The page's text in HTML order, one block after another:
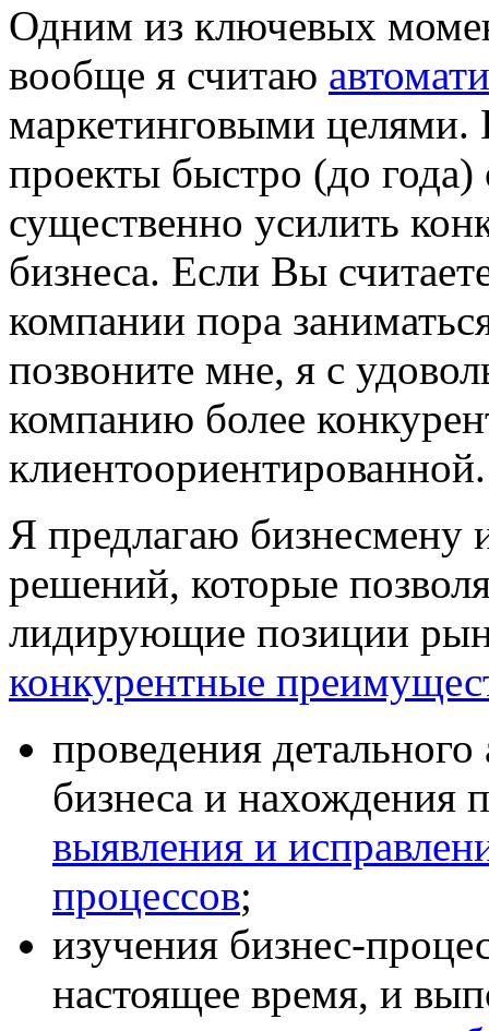
Одним из ключевых
вообще я считаю
маркетинговыми целями.
проекты быстро (до
существенно усилить
бизнеса. Если Вы
компании пора
позвоните мне, я с
компанию более
клиентоориентированной.
Я предлагаю бизнесмену
решений, которые
лидирующие позиции
конкурентные
проведения
бизнеса и нахождения
выявления и
процессов;
изучения бизнес-
настоящее время, и